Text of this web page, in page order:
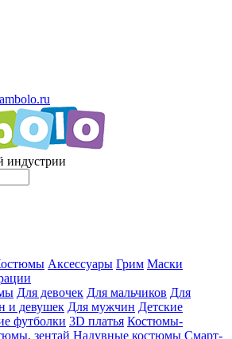
индустрии
Аксессуары Грим Маски
Для девочек Для мальчиков Для
и девушек Для мужчин Детские
футболки 3D платья Костюмы-
зентай Надувные костюмы Смарт-